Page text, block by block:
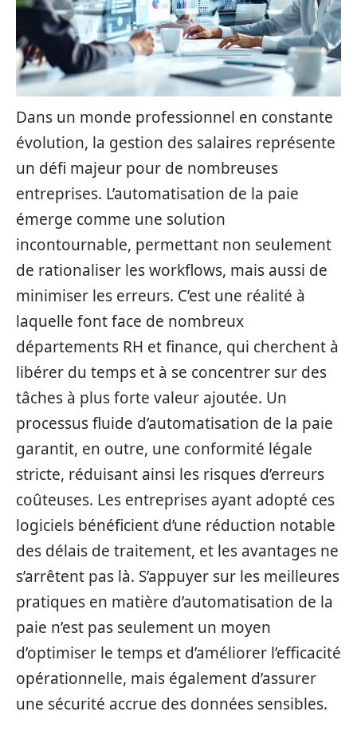
Dans un monde professionnel en constante
évolution, la gestion des salaires représente
un défi majeur pour de nombreuses
entreprises. L’automatisation de la paie
émerge comme une solution
incontournable, permettant non seulement
de rationaliser les workflows, mais aussi de
minimiser les erreurs. C’est une réalité à
laquelle font face de nombreux
départements RH et finance, qui cherchent à
libérer du temps et à se concentrer sur des
tâches à plus forte valeur ajoutée. Un
processus fluide d’automatisation de la paie
garantit, en outre, une conformité légale
stricte, réduisant ainsi les risques d’erreurs
coûteuses. Les entreprises ayant adopté ces
logiciels bénéficient d’une réduction notable
des délais de traitement, et les avantages ne
s’arrêtent pas là. S’appuyer sur les meilleures
pratiques en matière d’automatisation de la
paie n’est pas seulement un moyen
d’optimiser le temps et d’améliorer l’efficacité
opérationnelle, mais également d’assurer
une sécurité accrue des données sensibles.